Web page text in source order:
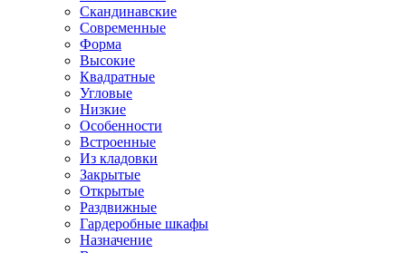
Скандинавские
Современные
Форма
Высокие
Квадратные
Угловые
Низкие
Особенности
Встроенные
Из кладовки
Закрытые
Открытые
Раздвижные
Гардеробные шкафы
Назначение